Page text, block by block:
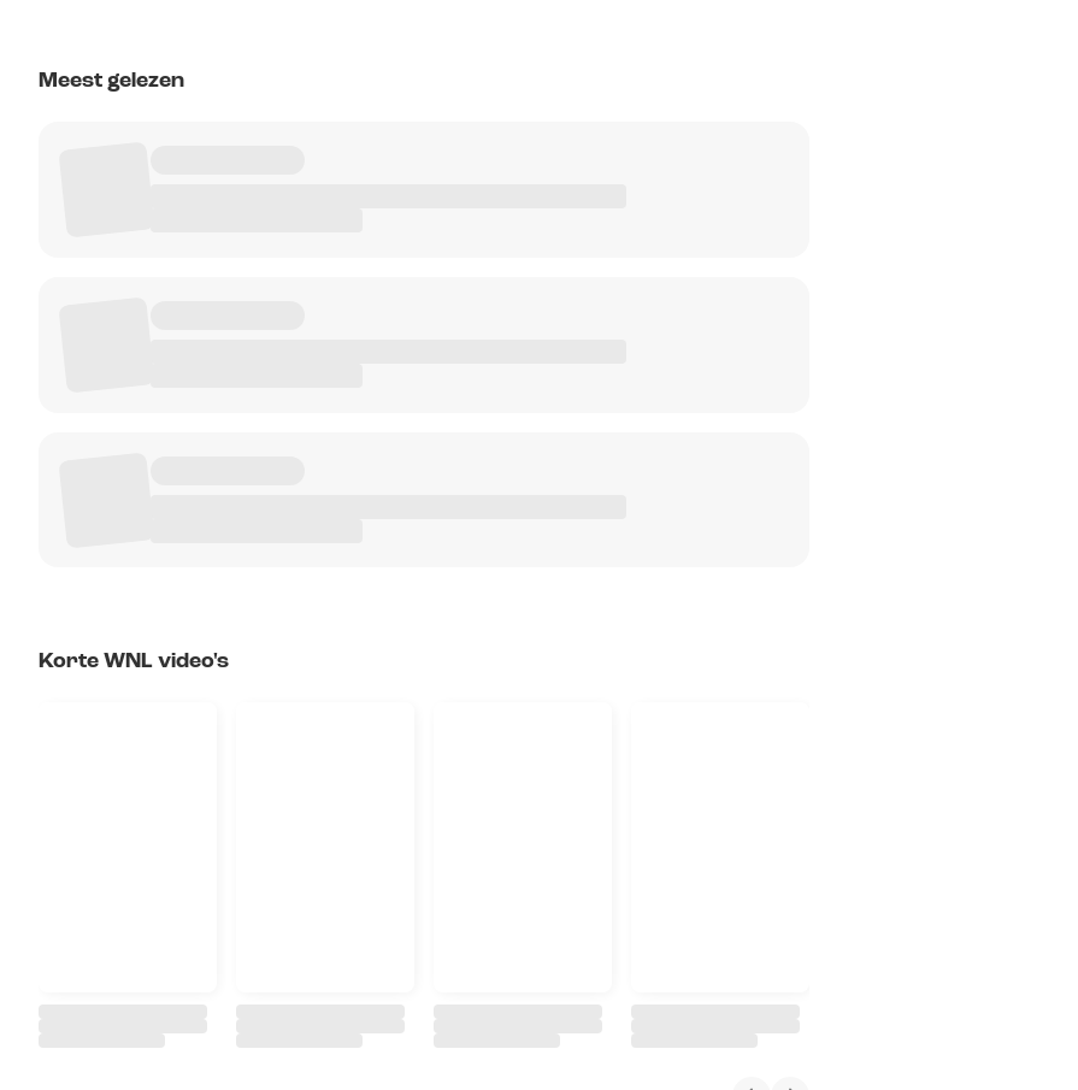
Meest gelezen
Korte WNL video's